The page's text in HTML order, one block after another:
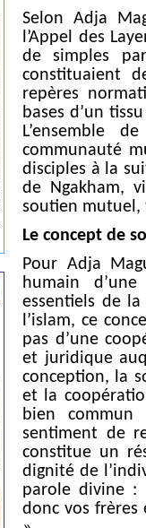
Selon Adja
l’Appel des
de simples
constituaient
repères
bases d’un
L’ensemble
communauté
disciples à la
de Ngakham,
soutien mutuel,
Le concept de
Pour Adja
humain
essentiels de
l’islam, ce
pas d’une
et juridique
conception, la
et la
bien
sentiment de
constitue un
dignité de
parole divine :
donc vos frères